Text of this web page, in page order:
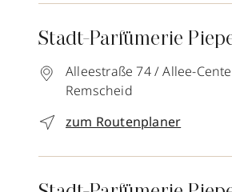
Stadt-Parfümerie
Alleestraße 74 / Allee-
Remscheid
zum Routenplaner